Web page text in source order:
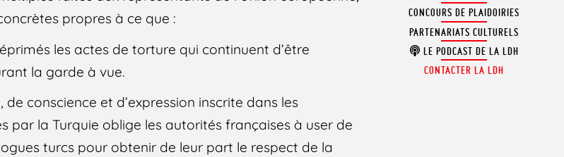
propres à ce que :
les actes de torture qui continuent d’être
la garde à vue.
conscience et d’expression inscrite dans les
par la Turquie oblige les autorités françaises à user de
turcs pour obtenir de leur part le respect de la
CONCOURS DE PLAIDOIRIES
PARTENARIATS CULTURELS
LE PODCAST DE LA LDH
CONTACTER LA LDH